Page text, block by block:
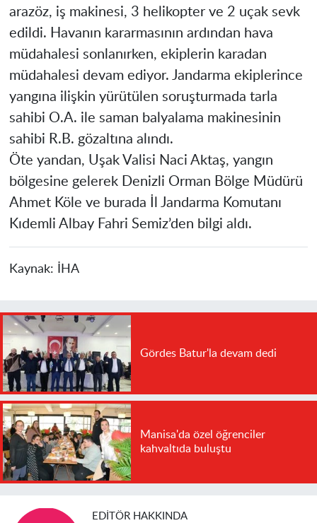
arazöz, iş makinesi, 3 helikopter ve 2 uçak sevk
edildi. Havanın kararmasının ardından hava
müdahalesi sonlanırken, ekiplerin karadan
müdahalesi devam ediyor. Jandarma ekiplerince
yangına ilişkin yürütülen soruşturmada tarla
sahibi O.A. ile saman balyalama makinesinin
sahibi R.B. gözaltına alındı.
Öte yandan, Uşak Valisi Naci Aktaş, yangın
bölgesine gelerek Denizli Orman Bölge Müdürü
Ahmet Köle ve burada İl Jandarma Komutanı
Kıdemli Albay Fahri Semiz’den bilgi aldı.
Kaynak: İHA
Gördes Batur'la devam dedi
Manisa'da özel öğrenciler
kahvaltıda buluştu
EDITÖR HAKKINDA